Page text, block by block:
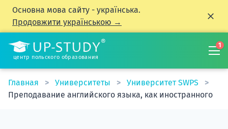
Основна мова сайту - українська.
Продовжити українською →
центр польского образования
1
Главная Университеты
Университет SWPS
Преподавание английского языка, как иностранного